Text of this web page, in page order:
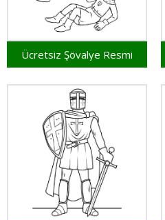
Ücretsiz Şövalye Resmi